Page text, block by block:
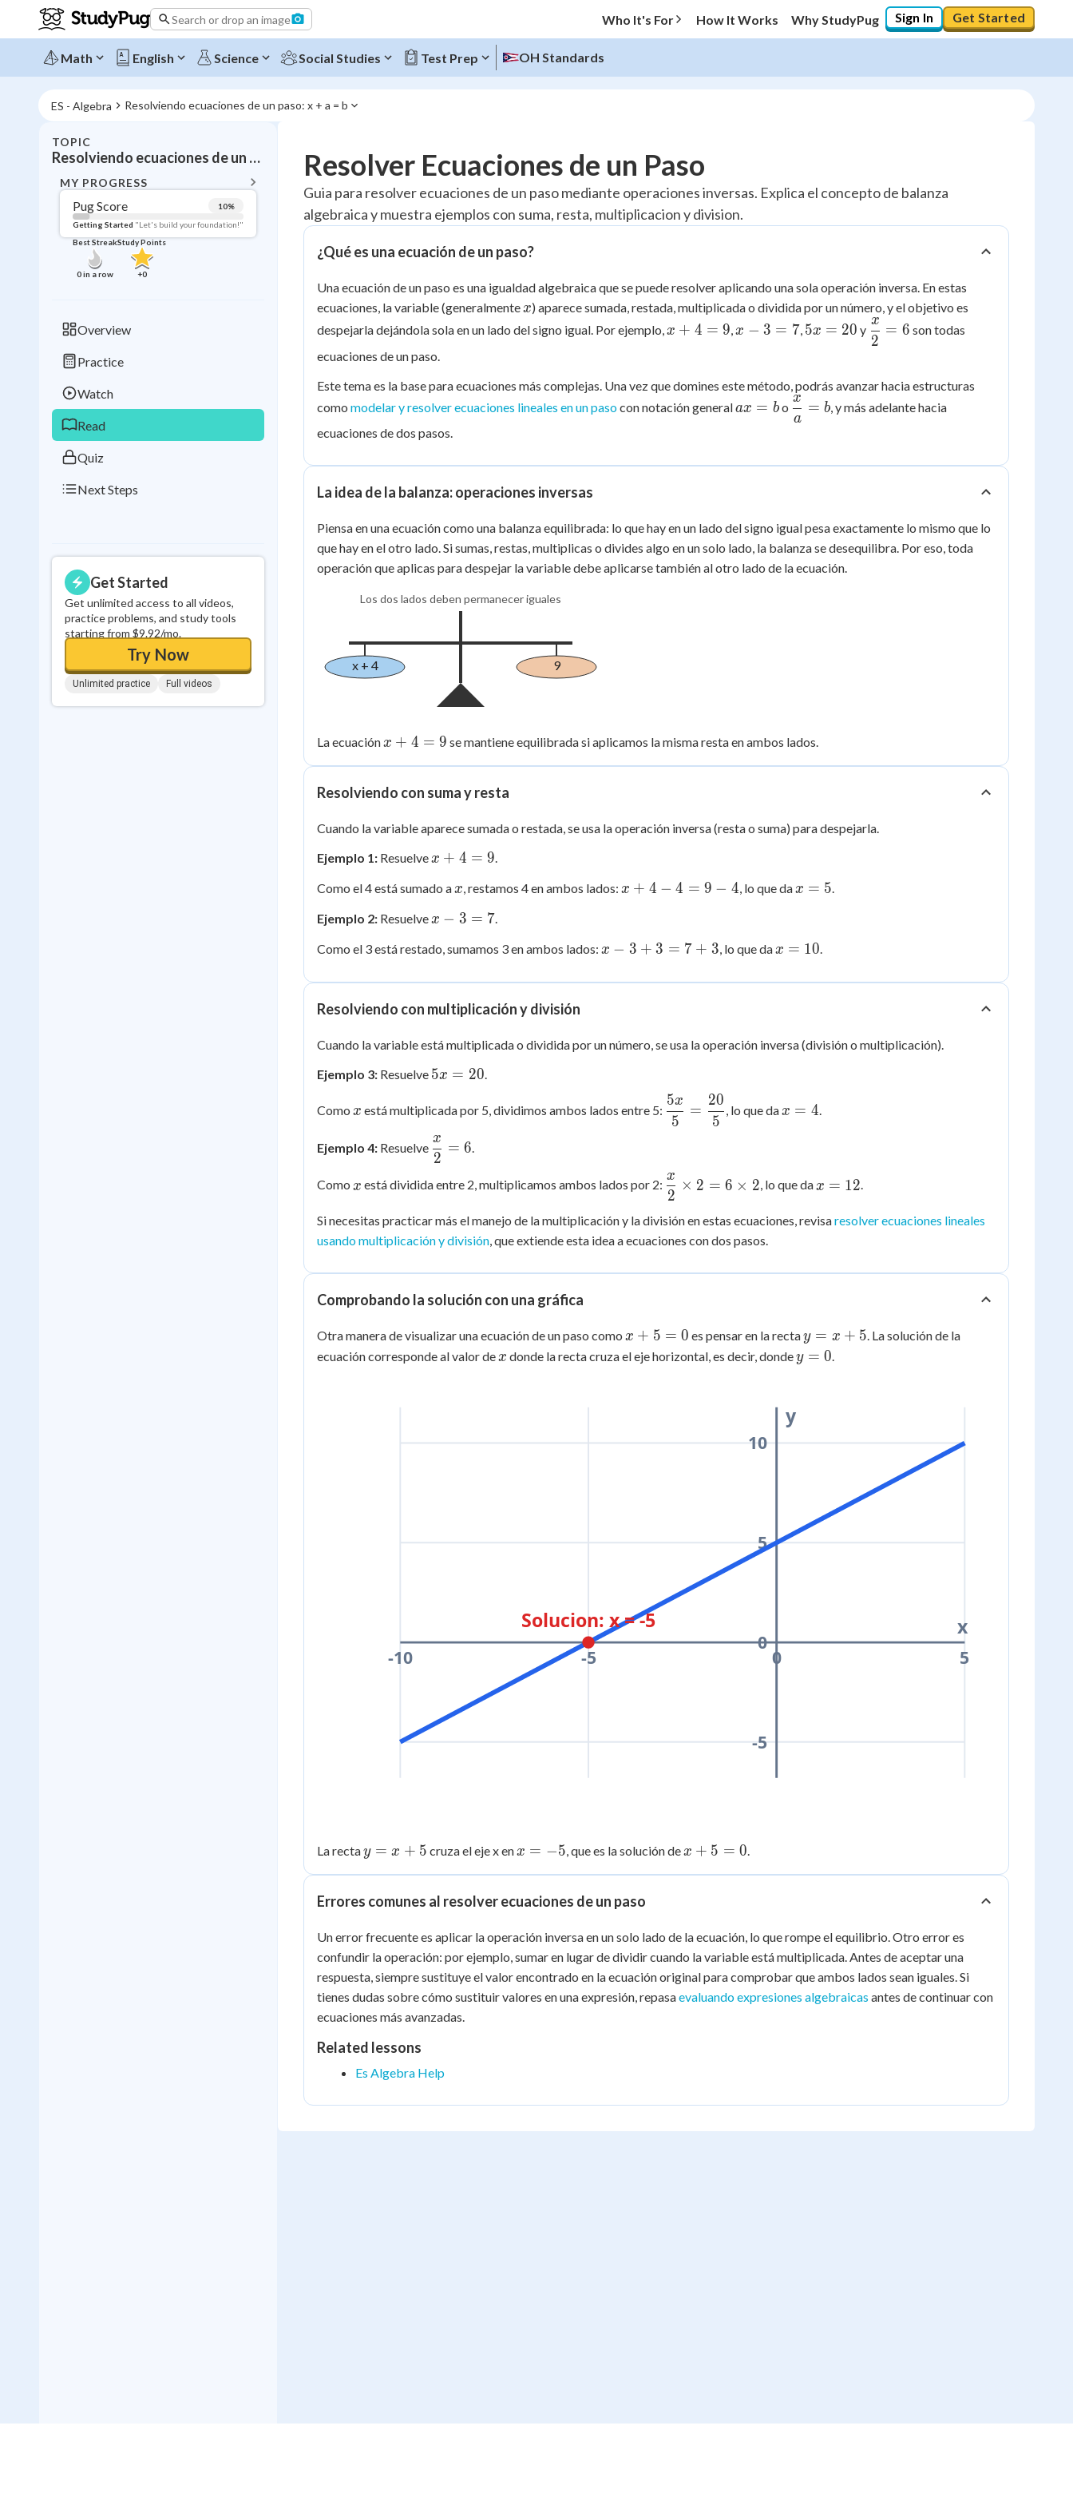
Search or drop an image Who It's For How It Works Why StudyPug Sign In Get Started
Math English Science Social Studies Test Prep OH Standards
ES - Algebra Resolviendo ecuaciones de un paso: x + a = b
TOPIC
Resolviendo ecuaciones de un paso: x + a = b
MY PROGRESS
Pug Score 10%
Getting Started "Let's build your foundation!"
Best Streak
0in a row
Study Points
+0
Overview
Practice
Watch
Read
Quiz
Next Steps
Get Started
Get unlimited access to all videos,
practice problems, and study tools
starting from $9.92/mo.
Try Now
Unlimited practice Full videos
Topic Progress
Pug Score 10%
Getting Started "Let's build your foundation!"
Best Practice No score
Resolver Ecuaciones de un Paso
Guia para resolver ecuaciones de un paso mediante operaciones inversas. Explica el concepto de balanza
algebraica y muestra ejemplos con suma, resta, multiplicacion y division.
¿Qué es una ecuación de un paso?
Una ecuación de un paso es una igualdad algebraica que se puede resolver aplicando una sola operación inversa. En estas
ecuaciones, la variable (generalmente x
x) aparece sumada, restada, multiplicada o dividida por un número, y el objetivo es
despejarla dejándola sola en un lado del signo igual. Por ejemplo, x
=
9
x + 4 = 9,x
=
x − 3 = 7, 5x
5x = 20 y \dfrac{x}
{2} = 6
2
x
= 6 son todas
ecuaciones de un paso.
Este tema es la base para ecuaciones más complejas. Una vez que domines este método, podrás avanzar hacia estructuras
como modelar y resolver ecuaciones lineales en un pasocon notación generalax
ax = bo \dfrac{x}
{a} = b
a
x
= b, y más adelante hacia
ecuaciones de dos pasos.
La idea de la balanza: operaciones inversas
Piensa en una ecuación como una balanza equilibrada: lo que hay en un lado del signo igual pesa exactamente lo mismo que lo
que hay en el otro lado. Si sumas, restas, multiplicas o divides algo en un solo lado, la balanza se desequilibra. Por eso, toda
operación que aplicas para despejar la variable debe aplicarse también al otro lado de la ecuación.
x + 4 9
Los dos lados deben permanecer iguales
La ecuaciónx
+
=
x + 4 = 9 se mantiene equilibrada si aplicamos la misma resta en ambos lados.
Resolviendo con suma y resta
Cuando la variable aparece sumada o restada, se usa la operación inversa (resta o suma) para despejarla.
Ejemplo 1: Resuelvex
4
=
x + 4 = 9.
Como el 4 está sumado ax
x, restamos 4 en ambos lados: x
=
x + 4 − 4 = 9 − 4, lo que dax
x = 5.
Ejemplo 2: Resuelvex
3
x − 3 = 7.
Como el 3 está restado, sumamos 3 en ambos lados: x
3
=
x − 3 + 3 = 7 + 3, lo que dax
10
x = 10.
Resolviendo con multiplicación y división
Cuando la variable está multiplicada o dividida por un número, se usa la operación inversa (división o multiplicación).
Ejemplo 3: Resuelve 5x
20
5x = 20.
Como x
x está multiplicada por 5, dividimos ambos lados entre 5: \dfrac{5x}
{5} =
5
5x
=
5
20
, lo que da x
x = 4.
Ejemplo 4: Resuelve \dfrac{x}
{2} = 6
2
x
= 6.
Como x
x está dividida entre 2, multiplicamos ambos lados por 2: \dfrac{x}
{2}
\times 2
= 6
2
x
× 2 = 6 × 2, lo que da x
12
x = 12.
Si necesitas practicar más el manejo de la multiplicación y la división en estas ecuaciones, revisaresolver ecuaciones lineales
usando multiplicación y división, que extiende esta idea a ecuaciones con dos pasos.
Comprobando la solución con una gráfica
Otra manera de visualizar una ecuación de un paso como x
+
x + 5 = 0 es pensar en la rectay
=
y = x + 5. La solución de la
ecuación corresponde al valor de x
x donde la recta cruza el eje horizontal, es decir, dondey
y = 0.
-10 -5 0 5
-5
0
5
10
x
y
Solucion: x = -5
La rectay
+
y = x + 5 cruza el eje x enx
x = −5 , que es la solución dex
x + 5 = 0
Errores comunes al resolver ecuaciones de un paso
Un error frecuente es aplicar la operación inversa en un solo lado de la ecuación, lo que rompe el equilibrio. Otro error es
confundir la operación: por ejemplo, sumar en lugar de dividir cuando la variable está multiplicada. Antes de aceptar una
respuesta, siempre sustituye el valor encontrado en la ecuación original para comprobar que ambos lados sean iguales. Si
tienes dudas sobre cómo sustituir valores en una expresión, repasaevaluando expresiones algebraicas antes de continuar con
ecuaciones más avanzadas.
Related lessons
Es Algebra Help